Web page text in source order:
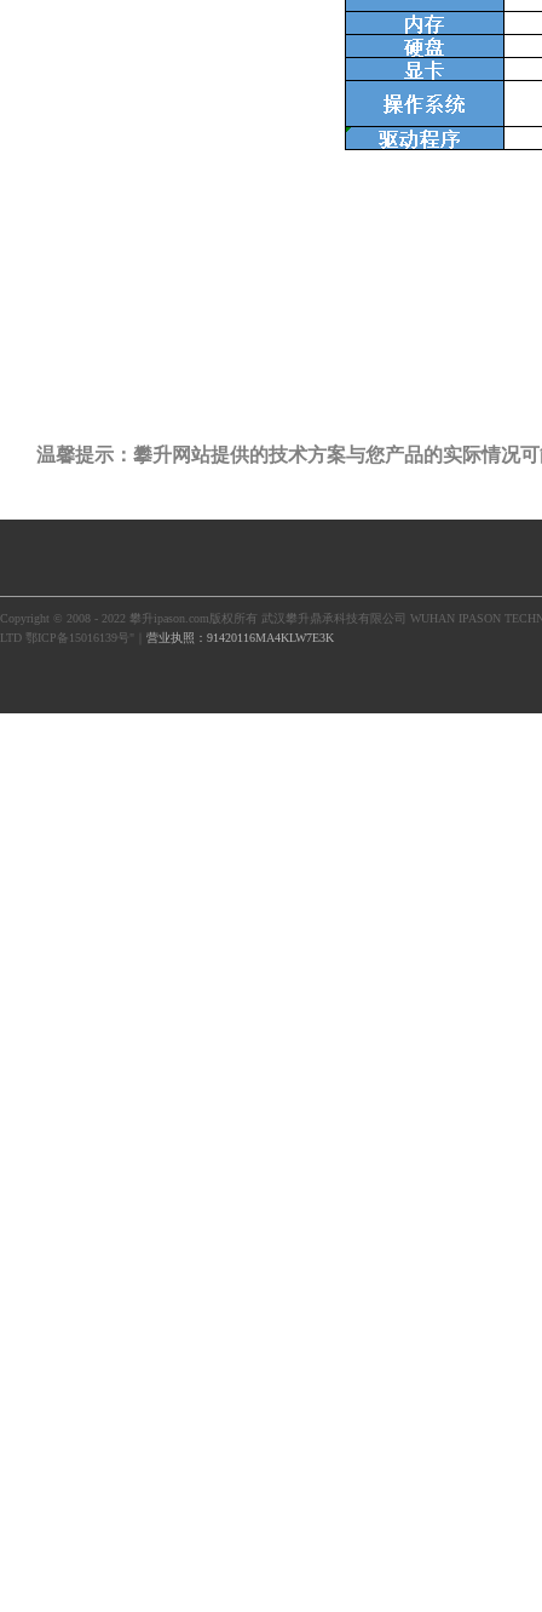
温馨提示：攀升网站提供的技术方案与您产品的实际情况
Copyright © 2008 - 2022 攀升ipason.com版权所有 武汉攀升鼎承科技有限公司 WUHAN IPASON
LTD 鄂ICP备15016139号"｜ 营业执照：91420116MA4KLW7E3K